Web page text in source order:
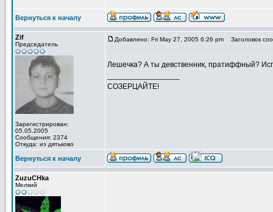
Вернуться к началу
Zif
Председатель
Зарегистрирован:
05.05.2005
Сообщения: 2374
Откуда: из дятьково
Добавлено: Fri May 27, 2005 6:26 pm Заголовок
Лешечка? А ты девственник, пратиффный?
СОЗЕРЦАЙТЕ!
Вернуться к началу
ZuzuCHka
Мелкий